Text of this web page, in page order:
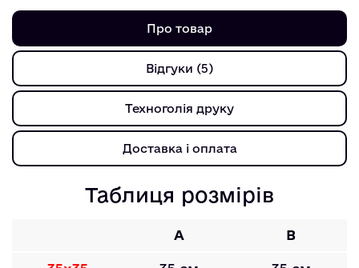
Про товар
Відгуки (5)
Техноголія друку
Доставка і оплата
Таблиця розмірів
A B